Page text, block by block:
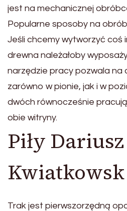
jest na mechanicznej
Popularne sposoby na
Jeśli chcemy wytworzyć coś
drewna należałoby
narzędzie pracy pozwala na
zarówno w pionie, jak i w
dwóch równocześnie
obie witryny.
Piły Dariusz
Kwiatkowsk
Trak jest pierwszorzędną